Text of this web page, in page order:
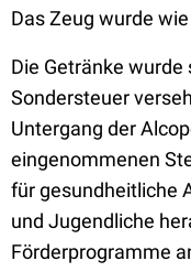
Das Zeug wurde
Die Getränke
Sondersteuer
Untergang der
eingenommenen
für gesundheitliche
und Jugendliche
Förderprogramme